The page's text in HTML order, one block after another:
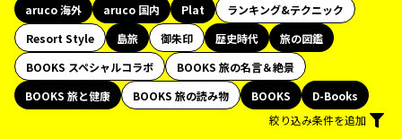
aruco 海外
aruco 国内 Plat
ランキング&テクニック
Resort Style
島旅 御朱印 歴史時代
旅の図鑑
BOOKS スペシャルコラボ
BOOKS 旅の名言＆絶景
BOOKS 旅と健康
BOOKS 旅の読み物 BOOKS
D-Books
絞り込み条件を追加